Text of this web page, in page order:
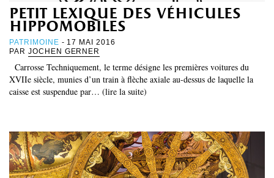
petit lexique des véhicules
hippomobiles
PATRIMOINE - 17 MAI 2016
PAR JOCHEN GERNER
Carrosse Techniquement, le terme désigne les premières voitures du
XVIIe siècle, munies d’un train à flèche axiale au-dessus de laquelle la
caisse est suspendue par… (lire la suite)